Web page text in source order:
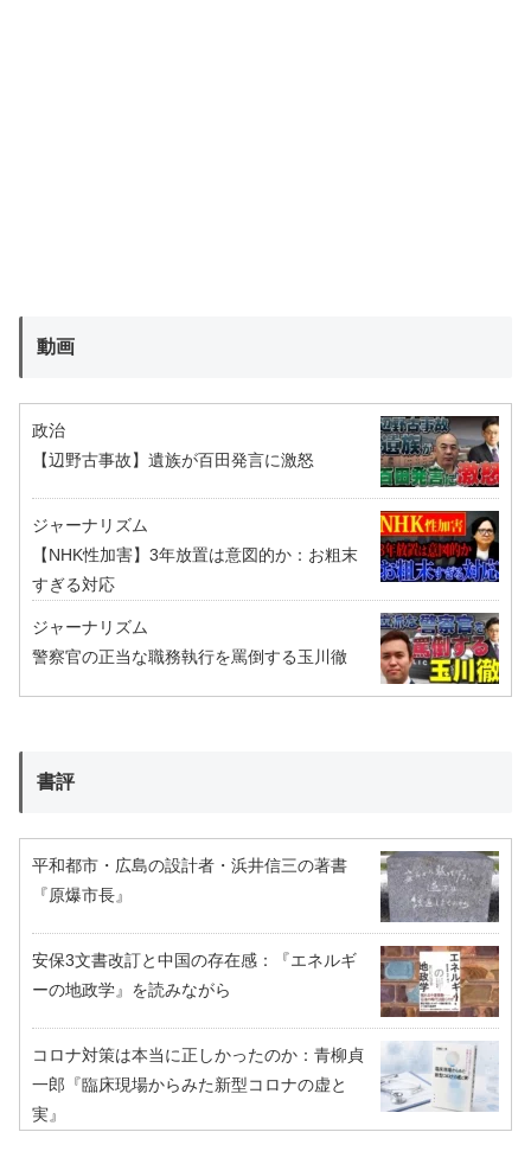
動画
政治
【辺野古事故】遺族が百田発言に激怒
ジャーナリズム
【NHK性加害】3年放置は意図的か：お粗末
すぎる対応
ジャーナリズム
警察官の正当な職務執行を罵倒する玉川徹
書評
平和都市・広島の設計者・浜井信三の著書
『原爆市長』
安保3文書改訂と中国の存在感：『エネルギ
ーの地政学』を読みながら
コロナ対策は本当に正しかったのか：青柳貞
一郎『臨床現場からみた新型コロナの虚と
実』